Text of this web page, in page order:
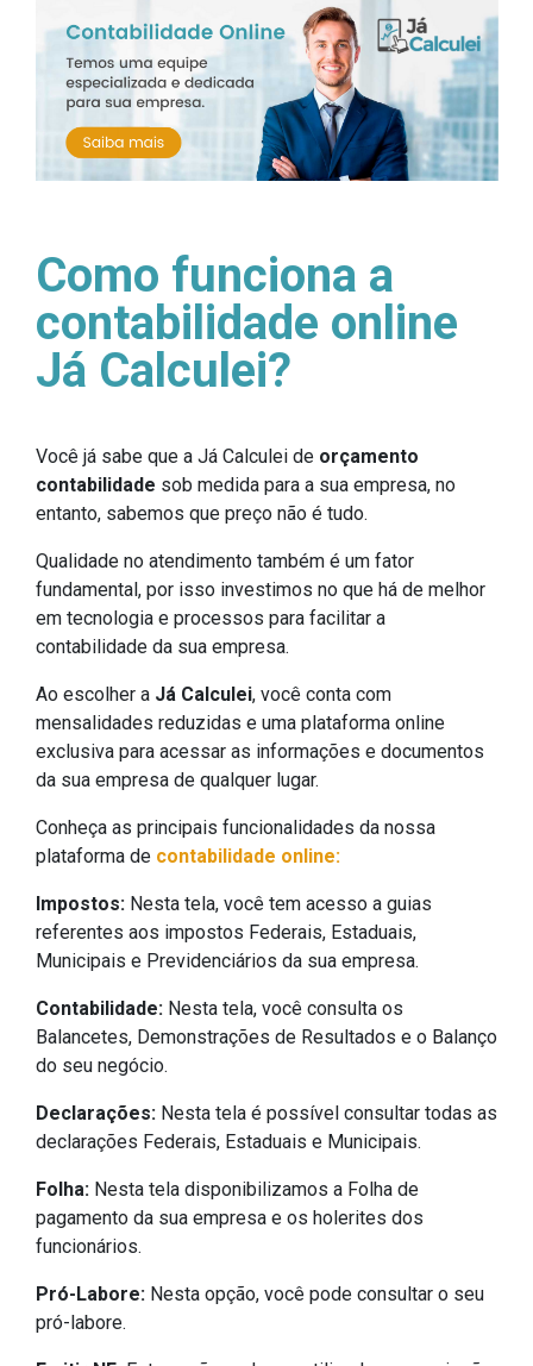
Como funciona a
contabilidade online
Já Calculei?
Você já sabe que a Já Calculei de orçamento
contabilidade sob medida para a sua empresa, no
entanto, sabemos que preço não é tudo.
Qualidade no atendimento também é um fator
fundamental, por isso investimos no que há de melhor
em tecnologia e processos para facilitar a
contabilidade da sua empresa.
Ao escolher a Já Calculei, você conta com
mensalidades reduzidas e uma plataforma online
exclusiva para acessar as informações e documentos
da sua empresa de qualquer lugar.
Conheça as principais funcionalidades da nossa
plataforma de contabilidade online:
Impostos: Nesta tela, você tem acesso a guias
referentes aos impostos Federais, Estaduais,
Municipais e Previdenciários da sua empresa.
Contabilidade: Nesta tela, você consulta os
Balancetes, Demonstrações de Resultados e o Balanço
do seu negócio.
Declarações: Nesta tela é possível consultar todas as
declarações Federais, Estaduais e Municipais.
Folha: Nesta tela disponibilizamos a Folha de
pagamento da sua empresa e os holerites dos
funcionários.
Pró-Labore: Nesta opção, você pode consultar o seu
pró-labore.